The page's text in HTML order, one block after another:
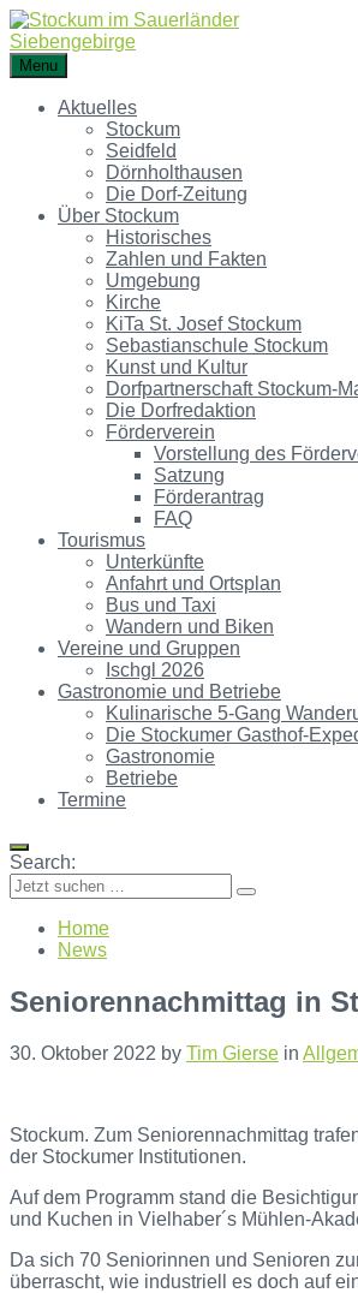
Menu
Aktuelles
Stockum
Seidfeld
Dörnholthausen
Die Dorf-Zeitung
Über Stockum
Historisches
Zahlen und Fakten
Umgebung
Kirche
KiTa St. Josef Stockum
Sebastianschule Stockum
Kunst und Kultur
Dorfpartnerschaft Stockum-
Die Dorfredaktion
Förderverein
Vorstellung des
Satzung
Förderantrag
FAQ
Tourismus
Unterkünfte
Anfahrt und Ortsplan
Bus und Taxi
Wandern und Biken
Vereine und Gruppen
Ischgl 2026
Gastronomie und Betriebe
Kulinarische 5-Gang
Die Stockumer Gasthof-
Gastronomie
Betriebe
Termine
Search:
Home
News
Seniorennachmittag in
30. Oktober 2022 by Tim Gierse in
Stockum. Zum Seniorennachmittag
der Stockumer Institutionen.
Auf dem Programm stand die
und Kuchen in Vielhaber´s Mühlen-
Da sich 70 Seniorinnen und Senioren
überrascht, wie industriell es doch auf